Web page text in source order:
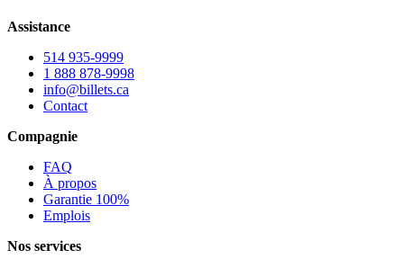
Assistance
514 935-9999
1 888 878-9998
info@billets.ca
Contact
Compagnie
FAQ
À propos
Garantie 100%
Emplois
Nos services